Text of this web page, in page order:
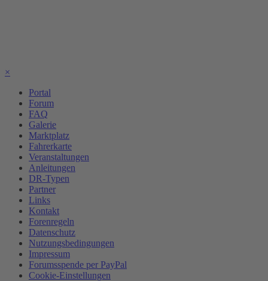
×
Portal
Forum
FAQ
Galerie
Marktplatz
Fahrerkarte
Veranstaltungen
Anleitungen
DR-Typen
Partner
Links
Kontakt
Forenregeln
Datenschutz
Nutzungsbedingungen
Impressum
Forumsspende per PayPal
Cookie-Einstellungen